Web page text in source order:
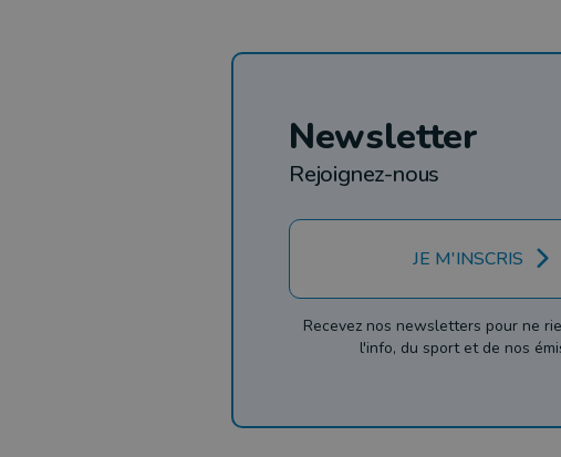
Newsletter
Rejoignez-nous
JE M'INSCRIS
Recevez nos newsletters pour ne
l'info, du sport et de nos